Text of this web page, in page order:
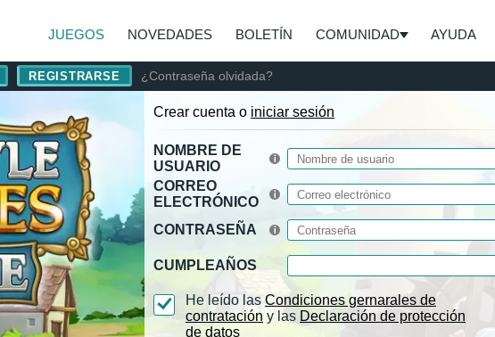
JUEGOS NOVEDADES BOLETÍN COMUNIDAD AYUDA
REGISTRARSE ¿Contraseña olvidada?
Crear cuenta o iniciar sesión
NOMBRE DE
USUARIO
CORREO
ELECTRÓNICO
CONTRASEÑA
CUMPLEAÑOS
He leído las Condiciones gernarales de
contratación y las Declaración de protección
de datos